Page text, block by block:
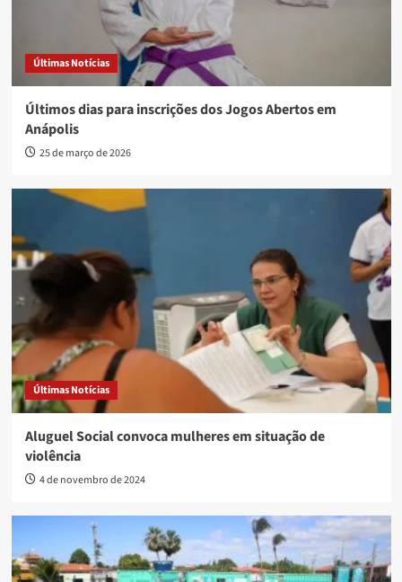
Últimas Notícias
Últimos dias para inscrições dos Jogos Abertos em
Anápolis
25 de março de 2026
Últimas Notícias
Aluguel Social convoca mulheres em situação de
violência
4 de novembro de 2024